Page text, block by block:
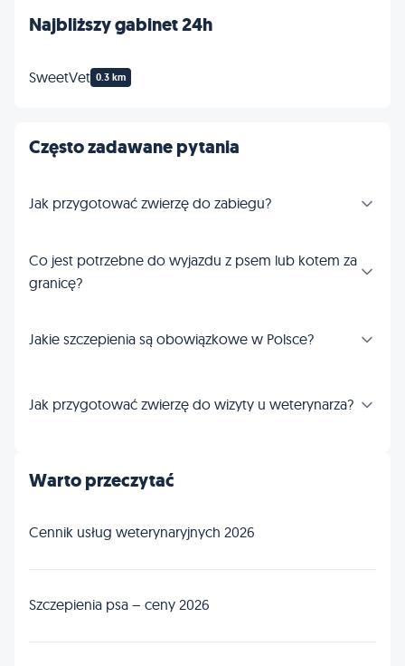
Najbliższy gabinet 24h
SweetVet 0.3 km
Często zadawane pytania
Jak przygotować zwierzę do zabiegu?
Co jest potrzebne do wyjazdu z psem lub kotem za
granicę?
Jakie szczepienia są obowiązkowe w Polsce?
Jak przygotować zwierzę do wizyty u weterynarza?
Warto przeczytać
Cennik usług weterynaryjnych 2026
Szczepienia psa – ceny 2026